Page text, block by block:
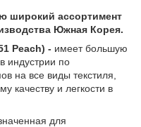
широкий ассортимент
Южная Корея.
Peach) - имеет большую
индустрии по
на все виды текстиля,
качеству и легкости в
для